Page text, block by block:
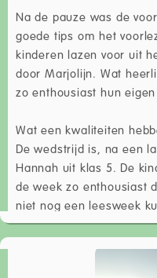
Na de pauze was de
goede tips om het
kinderen lazen voor uit
door Marjolijn. Wat
zo enthousiast hun
Wat een kwaliteiten
De wedstrijd is, na een
Hannah uit klas 5. De
de week zo enthousiast
niet nog een leesweek